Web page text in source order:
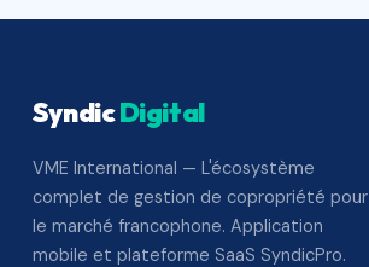
SyndicDigital
VME International — L'écosystème
complet de gestion de copropriété pour
le marché francophone. Application
mobile et plateforme SaaS SyndicPro.